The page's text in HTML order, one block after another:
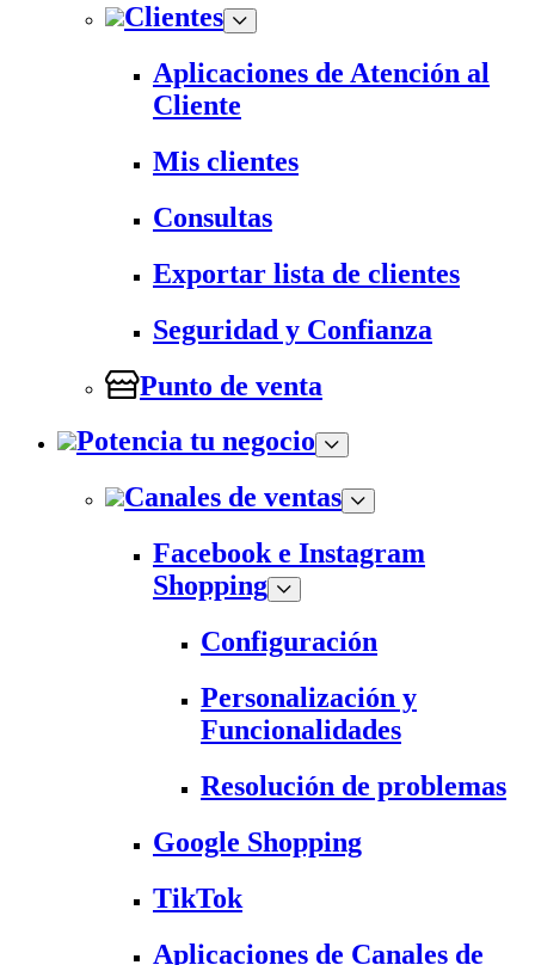
Clientes
Aplicaciones de Atención al
Cliente
Mis clientes
Consultas
Exportar lista de clientes
Seguridad y Confianza
Punto de venta
Potencia tu negocio
Canales de ventas
Facebook e Instagram
Shopping
Configuración
Personalización y
Funcionalidades
Resolución de problemas
Google Shopping
TikTok
Aplicaciones de Canales de